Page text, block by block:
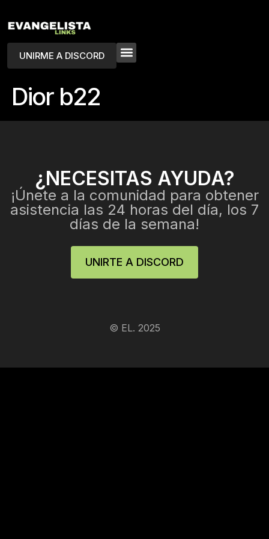
UNIRME A DISCORD
Dior b22
¿NECESITAS AYUDA?
¡Únete a la comunidad para obtener
asistencia las 24 horas del día, los 7
días de la semana!
UNIRTE A DISCORD
© EL. 2025